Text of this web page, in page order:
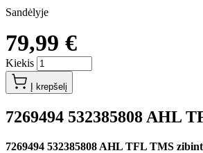
Sandėlyje
79,99 €
Kiekis
Į krepšelį
7269494 532385808 AHL
7269494 532385808 AHL TFL TMS